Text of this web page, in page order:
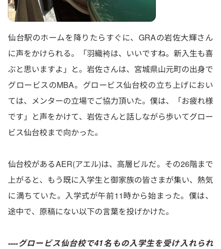
仙台駅のホームを降りたらすぐに、GRAの岩佐大輝さん
に声をかけられる。「羽織袴は、いいですね。新入生も喜
ぶと思いますよ」と。岩佐さんは、宮城県山元町の出身で
グロービスのMBA。グロービス仙台校の立ち上げにおい
ては、メンターの立場でご協力頂いた。僕は、「お疲れ様
です」と声をかけて、岩佐さんと話しながら歩いてグロー
ビス仙台校まで向かった。
仙台校があるAER(アエル)は、高層ビルだ。その26階まで
上がると、もう既に入学生と御家族の皆さまが集い、熱気
に満ちていた。入学式が午前11時から始まった。僕は、
途中で、原稿にない以下の言葉を投げかけた。
----グロービス仙台校で41名もの入学生を受け入れられ